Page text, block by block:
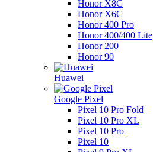
Honor X8C
Honor X6C
Honor 400 Pro
Honor 400/400 Lite
Honor 200
Honor 90
Huawei
Google Pixel
Pixel 10 Pro Fold
Pixel 10 Pro XL
Pixel 10 Pro
Pixel 10